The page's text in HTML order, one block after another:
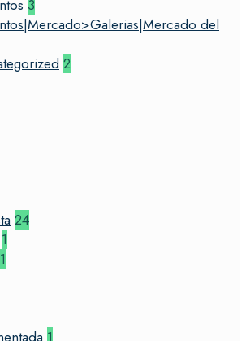
3
del
2
24
1
1
1